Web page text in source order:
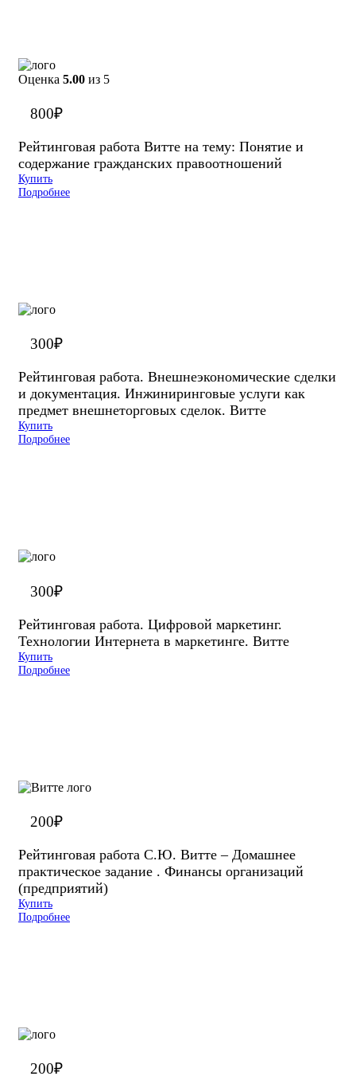
Оценка 5.00 из 5
800₽
Рейтинговая работа Витте на тему: Понятие и
содержание гражданских правоотношений
Купить
Подробнее
300₽
Рейтинговая работа. Внешнеэкономические сделки
и документация. Инжиниринговые услуги как
предмет внешнеторговых сделок. Витте
Купить
Подробнее
300₽
Рейтинговая работа. Цифровой маркетинг.
Технологии Интернета в маркетинге. Витте
Купить
Подробнее
200₽
Рейтинговая работа С.Ю. Витте – Домашнее
практическое задание . Финансы организаций
(предприятий)
Купить
Подробнее
200₽